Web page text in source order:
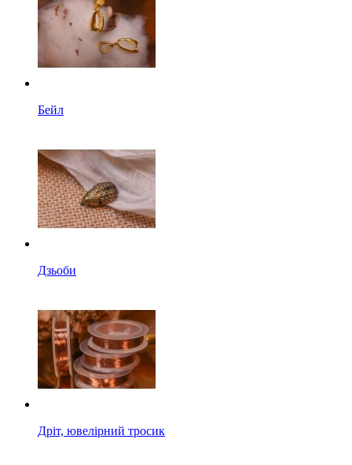
Бейл
Дзьоби
Дріт, ювелірний тросик